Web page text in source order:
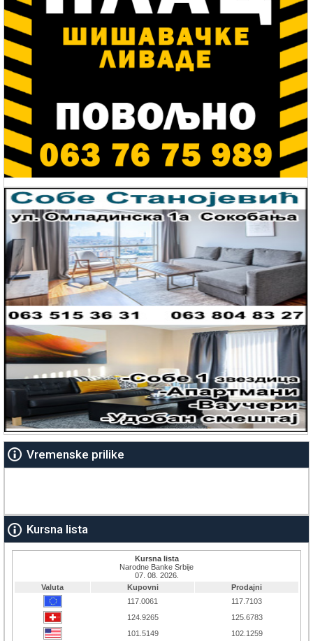
Vremenske prilike
Kursna lista